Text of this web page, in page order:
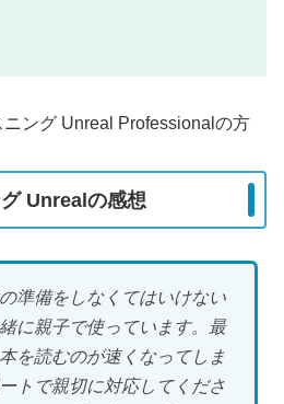
ング Unreal Professionalの方
Unrealの感想
準備をしなくてはいけない
に親子で使っています。最
を読むのが速くなってしま
トで親切に対応してくださ